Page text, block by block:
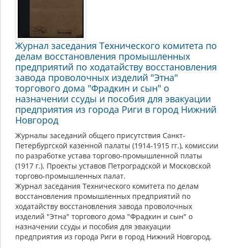
Журнал заседания Технического комитета по
делам восстановления промышленных
предприятий по ходатайству восстановления
завода проволочных изделий "Этна"
торгового дома "Фрадкин и сын" о
назначении ссуды и пособия для эвакуации
предприятия из города Риги в город Нижний
Новгород
Журналы заседаний общего присутствия Санкт-
Петербургской казенной палаты (1914-1915 гг.), комиссии
по разработке устава торгово-промышленной платы
(1917 г.). Проекты уставов Петроградской и Московской
торгово-промышленных палат.
Журнал заседания Технического комитета по делам
восстановления промышленных предприятий по
ходатайству восстановления завода проволочных
изделий "Этна" торгового дома "Фрадкин и сын" о
назначении ссуды и пособия для эвакуации
предприятия из города Риги в город Нижний Новгород.